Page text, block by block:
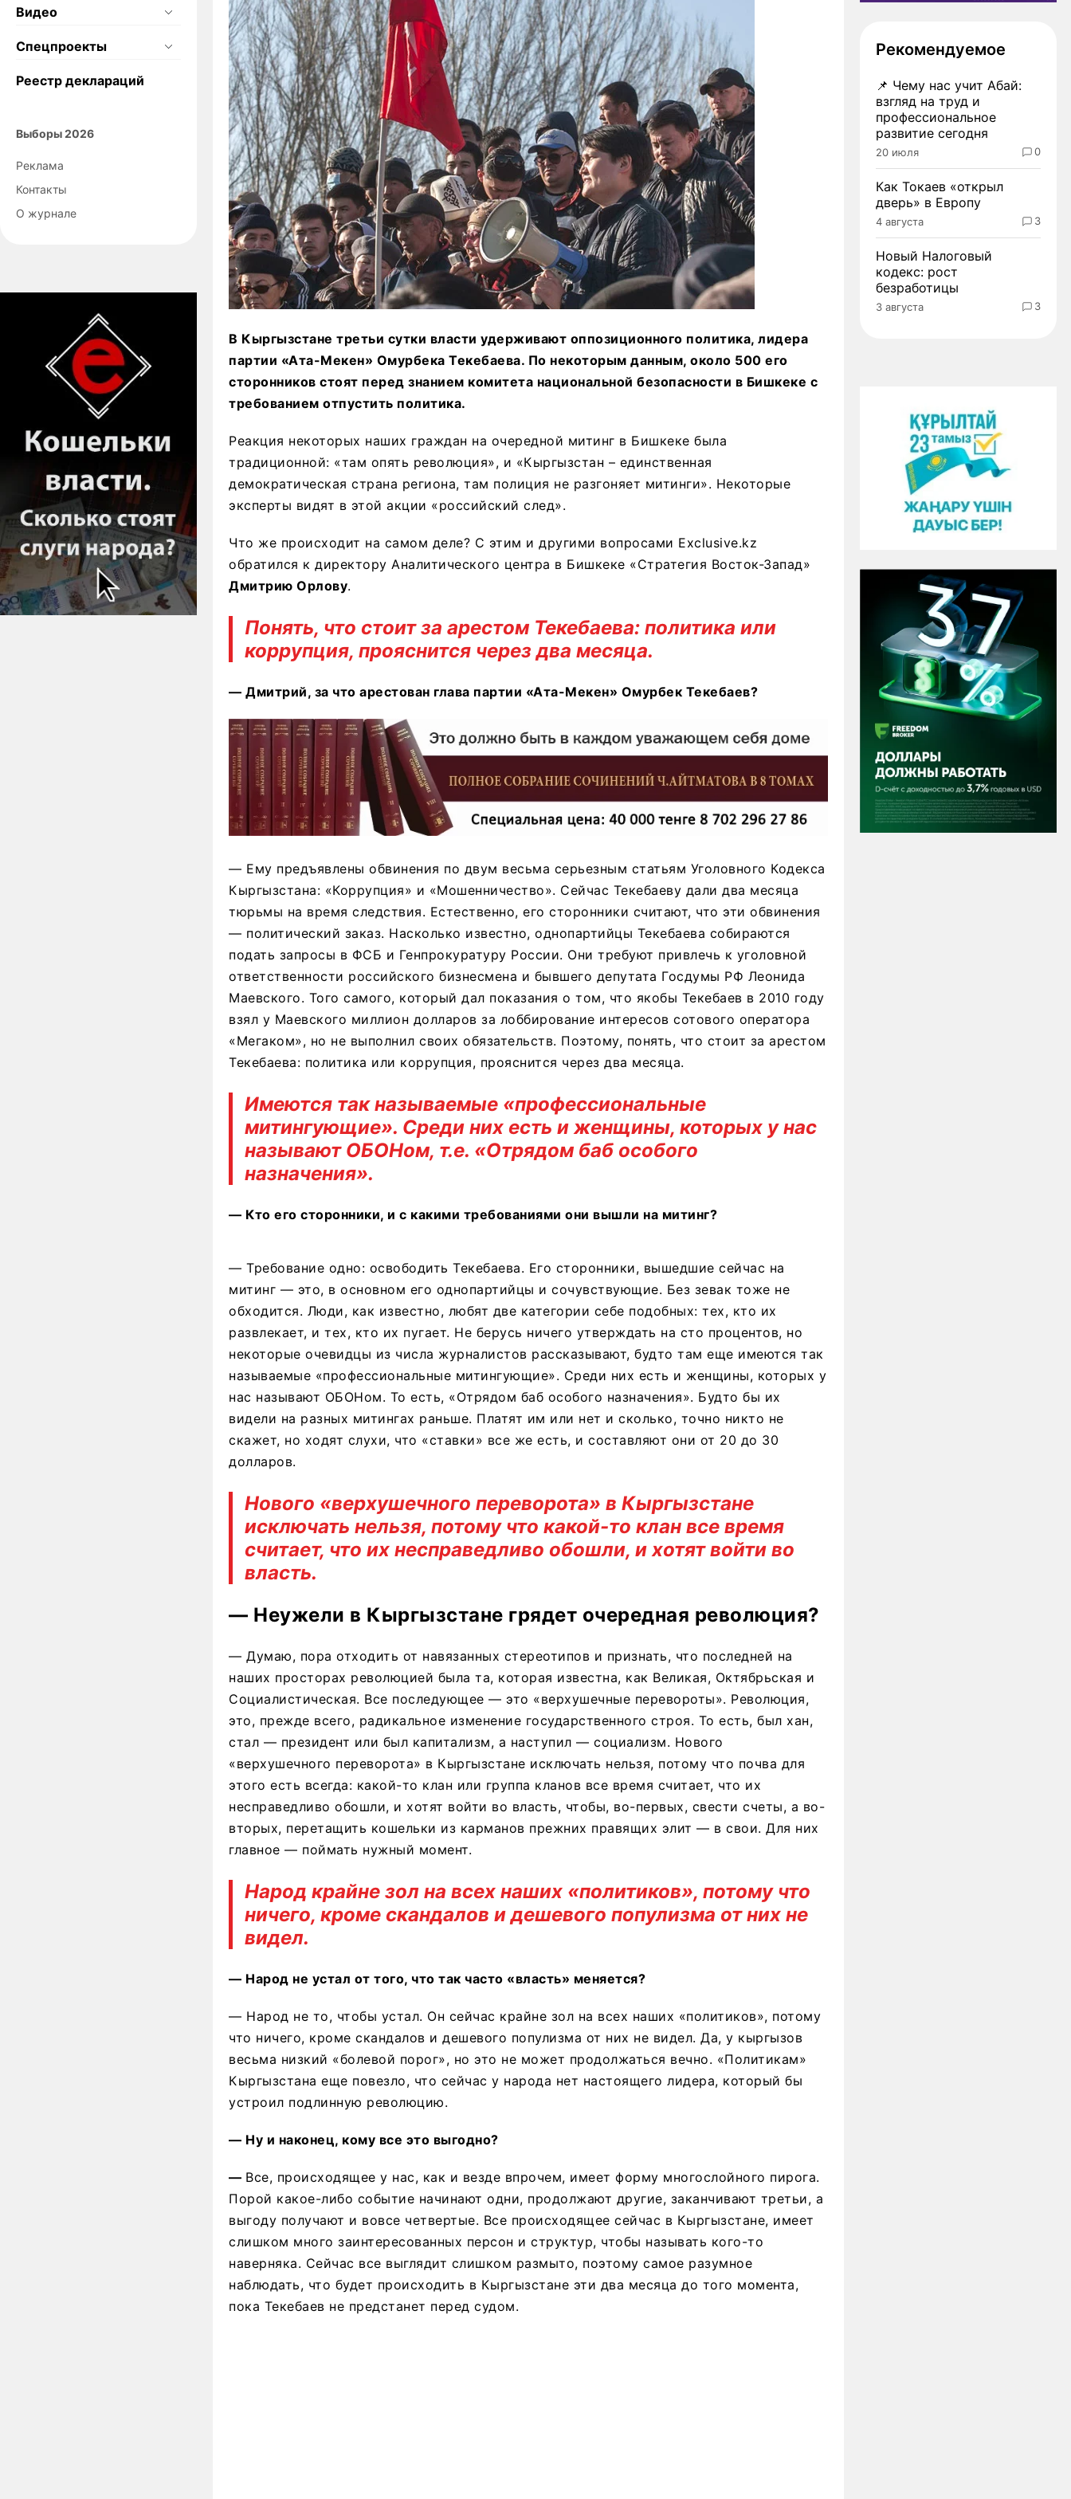
Видео
Спецпроекты
Реестр деклараций
Выборы 2026
Реклама
Контакты
О журнале
В Кыргызстане третьи сутки власти удерживают оппозиционного политика, лидера
партии «Ата-Мекен» Омурбека Текебаева. По некоторым данным, около 500 его
сторонников стоят перед знанием комитета национальной безопасности в Бишкеке с
требованием отпустить политика.
Реакция некоторых наших граждан на очередной митинг в Бишкеке была
традиционной: «там опять революция», и «Кыргызстан – единственная
демократическая страна региона, там полиция не разгоняет митинги». Некоторые
эксперты видят в этой акции «российский след».
Что же происходит на самом деле? С этим и другими вопросами Exclusive.kz
обратился к директору Аналитического центра в Бишкеке «Стратегия Восток-Запад»
Дмитрию Орлову.
Понять, что стоит за арестом Текебаева: политика или
коррупция, прояснится через два месяца.
— Дмитрий, за что арестован глава партии «Ата-Мекен» Омурбек Текебаев?
— Ему предъявлены обвинения по двум весьма серьезным статьям Уголовного Кодекса
Кыргызстана: «Коррупция» и «Мошенничество». Сейчас Текебаеву дали два месяца
тюрьмы на время следствия. Естественно, его сторонники считают, что эти обвинения
— политический заказ. Насколько известно, однопартийцы Текебаева собираются
подать запросы в ФСБ и Генпрокуратуру России. Они требуют привлечь к уголовной
ответственности российского бизнесмена и бывшего депутата Госдумы РФ Леонида
Маевского. Того самого, который дал показания о том, что якобы Текебаев в 2010 году
взял у Маевского миллион долларов за лоббирование интересов сотового оператора
«Мегаком», но не выполнил своих обязательств. Поэтому, понять, что стоит за арестом
Текебаева: политика или коррупция, прояснится через два месяца.
Имеются так называемые «профессиональные
митингующие». Среди них есть и женщины, которых у нас
называют ОБОНом, т.е. «Отрядом баб особого
назначения».
— Кто его сторонники, и с какими требованиями они вышли на митинг?
— Требование одно: освободить Текебаева. Его сторонники, вышедшие сейчас на
митинг — это, в основном его однопартийцы и сочувствующие. Без зевак тоже не
обходится. Люди, как известно, любят две категории себе подобных: тех, кто их
развлекает, и тех, кто их пугает. Не берусь ничего утверждать на сто процентов, но
некоторые очевидцы из числа журналистов рассказывают, будто там еще имеются так
называемые «профессиональные митингующие». Среди них есть и женщины, которых у
нас называют ОБОНом. То есть, «Отрядом баб особого назначения». Будто бы их
видели на разных митингах раньше. Платят им или нет и сколько, точно никто не
скажет, но ходят слухи, что «ставки» все же есть, и составляют они от 20 до 30
долларов.
Нового «верхушечного переворота» в Кыргызстане
исключать нельзя, потому что какой-то клан все время
считает, что их несправедливо обошли, и хотят войти во
власть.
— Неужели в Кыргызстане грядет очередная революция?
— Думаю, пора отходить от навязанных стереотипов и признать, что последней на
наших просторах революцией была та, которая известна, как Великая, Октябрьская и
Социалистическая. Все последующее — это «верхушечные перевороты». Революция,
это, прежде всего, радикальное изменение государственного строя. То есть, был хан,
стал — президент или был капитализм, а наступил — социализм. Нового
«верхушечного переворота» в Кыргызстане исключать нельзя, потому что почва для
этого есть всегда: какой-то клан или группа кланов все время считает, что их
несправедливо обошли, и хотят войти во власть, чтобы, во-первых, свести счеты, а во-
вторых, перетащить кошельки из карманов прежних правящих элит — в свои. Для них
главное — поймать нужный момент.
Народ крайне зол на всех наших «политиков», потому что
ничего, кроме скандалов и дешевого популизма от них не
видел.
— Народ не устал от того, что так часто «власть» меняется?
— Народ не то, чтобы устал. Он сейчас крайне зол на всех наших «политиков», потому
что ничего, кроме скандалов и дешевого популизма от них не видел. Да, у кыргызов
весьма низкий «болевой порог», но это не может продолжаться вечно. «Политикам»
Кыргызстана еще повезло, что сейчас у народа нет настоящего лидера, который бы
устроил подлинную революцию.
— Ну и наконец, кому все это выгодно?
— Все, происходящее у нас, как и везде впрочем, имеет форму многослойного пирога.
Порой какое-либо событие начинают одни, продолжают другие, заканчивают третьи, а
выгоду получают и вовсе четвертые. Все происходящее сейчас в Кыргызстане, имеет
слишком много заинтересованных персон и структур, чтобы называть кого-то
наверняка. Сейчас все выглядит слишком размыто, поэтому самое разумное
наблюдать, что будет происходить в Кыргызстане эти два месяца до того момента,
пока Текебаев не предстанет перед судом.
Рекомендуемое
📌 Чему нас учит Абай:
взгляд на труд и
профессиональное
развитие сегодня
20 июля 0
Как Токаев «открыл
дверь» в Европу
4 августа 3
Новый Налоговый
кодекс: рост
безработицы
3 августа 3